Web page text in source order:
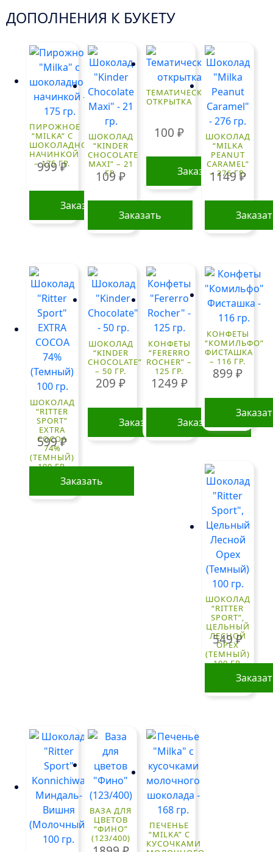
ДОПОЛНЕНИЯ К БУКЕТУ
ПИРОЖНОЕ
“MILKA” С
ШОКОЛАДНОЙ
НАЧИНКОЙ
– 175 ГР.
999₽
Заказать
ШОКОЛАД
“KINDER
CHOCOLATE
MAXI” – 21
ГР.
109₽
Заказать
ТЕМАТИЧЕСКАЯ
ОТКРЫТКА
100₽
Заказать
ШОКОЛАД
“MILKA
PEANUT
CARAMEL”
– 276 ГР.
1149₽
ШОКОЛАД
“RITTER
SPORT”
EXTRA
COCOA
74%
(ТЕМНЫЙ)
100 ГР.
599₽
Заказать
ШОКОЛАД
“KINDER
CHOCOLATE”
– 50 ГР.
209₽
Заказать
КОНФЕТЫ
“FERERRO
ROCHER” –
125 ГР.
1249 ₽
Заказать
КОНФЕТЫ
“КОМИЛЬФО”
ФИСТАШКА
– 116 ГР.
899₽
ШОКОЛАД
“RITTER
SPORT”,
ЦЕЛЬНЫЙ
ЛЕСНОЙ
ОРЕХ
(ТЕМНЫЙ)
100 ГР.
549₽
ВАЗА ДЛЯ
ЦВЕТОВ
“ФИНО”
(123/400)
ПЕЧЕНЬЕ
“MILKA” С
КУСОЧКАМИ